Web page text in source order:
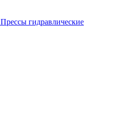
Прессы гидравлические